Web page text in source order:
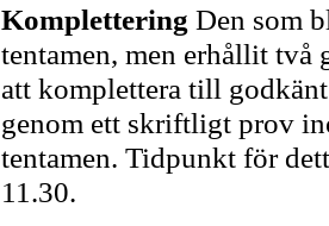
Komplettering Den som
tentamen, men erhållit två
att komplettera till
genom ett skriftligt prov
tentamen. Tidpunkt för
11.30.